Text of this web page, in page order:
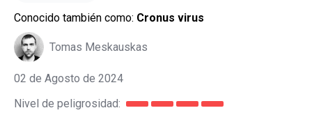
Conocido también como: Cronus virus
Tomas Meskauskas
02 de Agosto de 2024
Nivel de peligrosidad: